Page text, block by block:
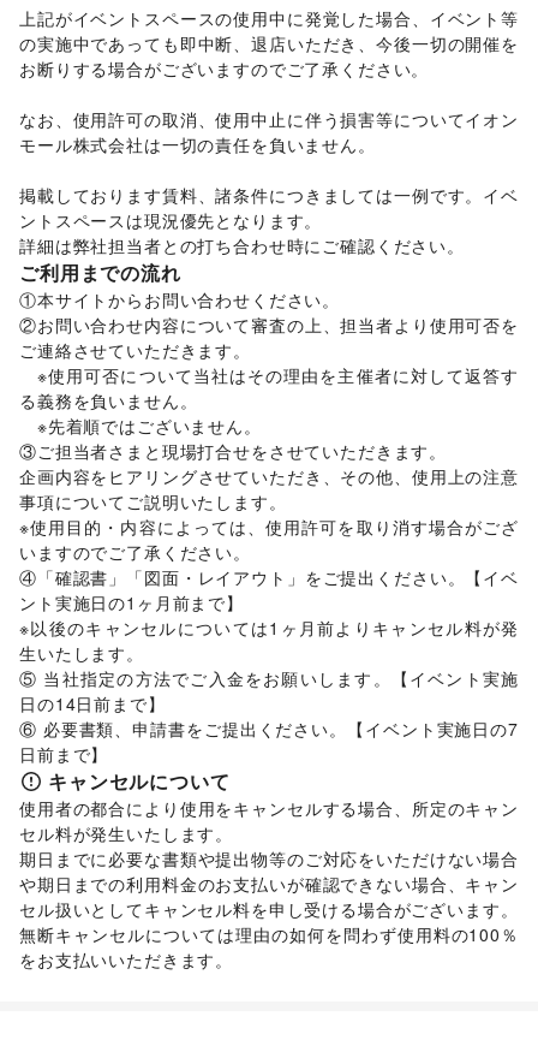
/その他美容・健康
エンタメ・ガジェット
PC・スマートフォン スマホアクセサリー/ ガジェット/
ゲーム /アニメ/ コミック・マンガ/ アイドル・芸能人
おもちゃ・ホビー/楽器・音楽機材/CD・DVD・本・雑誌 /
Webメディア・アプリ/テレビ・ドラマ/映画 /
音楽・ライブ/演劇/占い/ 公営競技・宝くじ
その他エンタメ・ガジェット
アート・デザイン
絵画・書/写真・イラストレーション
その他アート・デザイン
レジャー・スポーツ
旅行・レジャー/キャンプ・アウトドア
バスケットボール/ゴルフ/その他レジャー・スポーツ
車・バイク・モビリティ
車/バイク・オートバイ/自転車・ロードバイク/
マイクロモビリティ
その他車・バイク・モビリティ
NPO・公共団体
地方公共団体・行政・政府
/NPO・ボランティア活動/ その他NPO・公共団体
ビジネス・オフィス
法人向けサービス/オフィス家具・OA機器
イベント企画・運営/その他ビジネス・オフィス
その他活動・個人
その他活動・個人
上記がイベントスペースの使用中に発覚した場合、イベント等
の実施中であっても即中断、退店いただき、今後一切の開催を
お断りする場合がございますのでご了承ください。
なお、使用許可の取消、使用中止に伴う損害等についてイオン
モール株式会社は一切の責任を負いません。
掲載しております賃料、諸条件につきましては一例です。イベ
ントスペースは現況優先となります。
詳細は弊社担当者との打ち合わせ時にご確認ください。
ご利用までの流れ
①本サイトからお問い合わせください。
②お問い合わせ内容について審査の上、担当者より使用可否を
ご連絡させていただきます。
※使用可否について当社はその理由を主催者に対して返答す
る義務を負いません。
※先着順ではございません。
③ご担当者さまと現場打合せをさせていただきます。
企画内容をヒアリングさせていただき、その他、使用上の注意
事項についてご説明いたします。
※使用目的・内容によっては、使用許可を取り消す場合がござ
いますのでご了承ください。
④「確認書」「図面・レイアウト」をご提出ください。【イベ
ント実施日の1ヶ月前まで】
※以後のキャンセルについては1ヶ月前よりキャンセル料が発
生いたします。
⑤ 当社指定の方法でご入金をお願いします。【イベント実施
日の14日前まで】
⑥ 必要書類、申請書をご提出ください。【イベント実施日の7
日前まで】
キャンセルについて
使用者の都合により使用をキャンセルする場合、所定のキャン
セル料が発生いたします。
期日までに必要な書類や提出物等のご対応をいただけない場合
や期日までの利用料金のお支払いが確認できない場合、キャン
セル扱いとしてキャンセル料を申し受ける場合がございます。
無断キャンセルについては理由の如何を問わず使用料の100％
をお支払いいただきます。